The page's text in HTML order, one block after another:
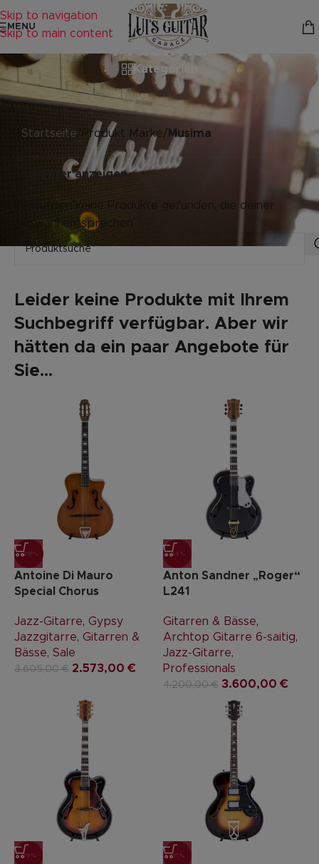
Skip to navigation
Skip to main content
MENU
Musima
Kategorien
Startseite/ Produkt Marke/ Musima
Filter anzeigen
Es wurden keine Produkte gefunden, die deiner
Auswahl entsprechen.
Leider keine Produkte mit Ihrem
Suchbegriff verfügbar. Aber wir
hätten da ein paar Angebote für
Sie...
-29%
Antoine Di Mauro
Special Chorus
Jazz-Gitarre, Gypsy
Jazzgitarre, Gitarren &
Bässe, Sale
3.605,00€ 2.573,00 €
-14%
Anton Sandner „Roger“
L241
Gitarren & Bässe,
Archtop Gitarre 6-saitig,
Jazz-Gitarre,
Professionals
4.200,00€ 3.600,00 €
-19% -11%